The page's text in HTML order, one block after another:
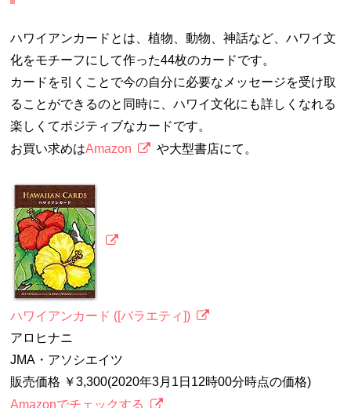
ハワイアンカードとは、植物、動物、神話など、ハワイ文
化をモチーフにして作った44枚のカードです。
カードを引くことで今の自分に必要なメッセージを受け取
ることができるのと同時に、ハワイ文化にも詳しくなれる
楽しくてポジティブなカードです。
お買い求めはAmazon や大型書店にて。
ハワイアンカード ([バラエティ])
アロヒナニ
JMA・アソシエイツ
販売価格 ￥3,300(2020年3月1日12時00分時点の価格)
Amazonでチェックする